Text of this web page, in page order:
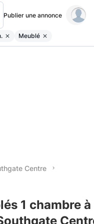
Publier une annonce
Meublé
Centre
1 chambre